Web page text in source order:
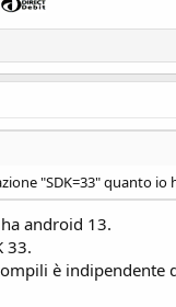
"SDK=33" quanto
android 13.
33.
è indipendente